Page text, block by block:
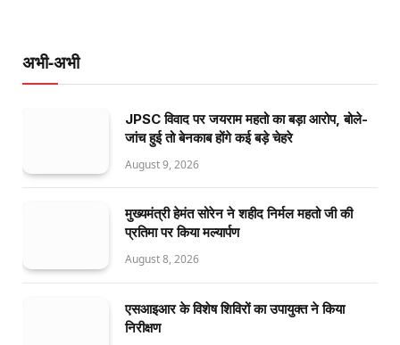
अभी-अभी
JPSC विवाद पर जयराम महतो का बड़ा आरोप, बोले-
जांच हुई तो बेनकाब होंगे कई बड़े चेहरे
August 9, 2026
मुख्यमंत्री हेमंत सोरेन ने शहीद निर्मल महतो जी की
प्रतिमा पर किया मल्यार्पण
August 8, 2026
एसआइआर के विशेष शिविरों का उपायुक्त ने किया
निरीक्षण